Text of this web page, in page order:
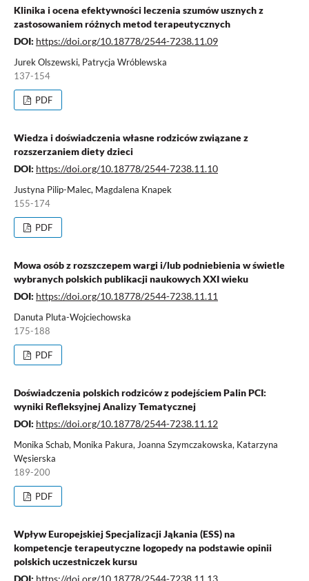
Klinika i ocena efektywności leczenia szumów usznych z
zastosowaniem różnych metod terapeutycznych
DOI: https://doi.org/10.18778/2544-7238.11.09
Jurek Olszewski, Patrycja Wróblewska
137-154
PDF
Wiedza i doświadczenia własne rodziców związane z
rozszerzaniem diety dzieci
DOI: https://doi.org/10.18778/2544-7238.11.10
Justyna Pilip-Malec, Magdalena Knapek
155-174
PDF
Mowa osób z rozszczepem wargi i/lub podniebienia w świetle
wybranych polskich publikacji naukowych XXI wieku
DOI: https://doi.org/10.18778/2544-7238.11.11
Danuta Pluta-Wojciechowska
175-188
PDF
Doświadczenia polskich rodziców z podejściem Palin PCI:
wyniki Refleksyjnej Analizy Tematycznej
DOI: https://doi.org/10.18778/2544-7238.11.12
Monika Schab, Monika Pakura, Joanna Szymczakowska, Katarzyna
Węsierska
189-200
PDF
Wpływ Europejskiej Specjalizacji Jąkania (ESS) na
kompetencje terapeutyczne logopedy na podstawie opinii
polskich uczestniczek kursu
DOI: https://doi.org/10.18778/2544-7238.11.13